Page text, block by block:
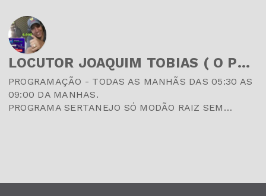
LOCUTOR JOAQUIM TOBIAS ( O PEZADÃO )
PROGRAMAÇÃO - TODAS AS MANHÃS DAS 05:30 AS
09:00 DA MANHAS.
PROGRAMA SERTANEJO SÓ MODÃO RAIZ SEM